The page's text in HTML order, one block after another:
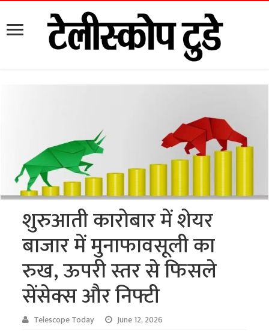
शुरुआती कारोबार में शेयर
बाजार में मुनाफावसूली का
रुख, ऊपरी स्तर से फिसले
सेंसेक्स और निफ्टी
Telescope Today June 12, 2026